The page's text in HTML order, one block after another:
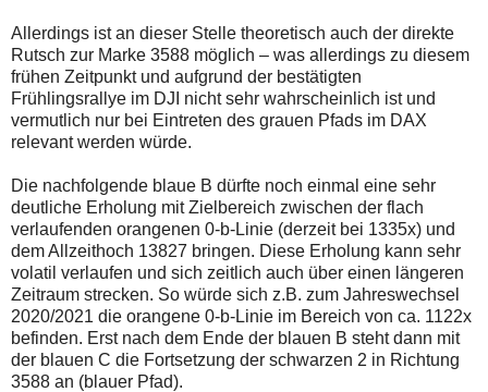
Allerdings ist an dieser Stelle theoretisch auch der direkte
Rutsch zur Marke 3588 möglich – was allerdings zu diesem
frühen Zeitpunkt und aufgrund der bestätigten
Frühlingsrallye im DJI nicht sehr wahrscheinlich ist und
vermutlich nur bei Eintreten des grauen Pfads im DAX
relevant werden würde.
Die nachfolgende blaue B dürfte noch einmal eine sehr
deutliche Erholung mit Zielbereich zwischen der flach
verlaufenden orangenen 0-b-Linie (derzeit bei 1335x) und
dem Allzeithoch 13827 bringen. Diese Erholung kann sehr
volatil verlaufen und sich zeitlich auch über einen längeren
Zeitraum strecken. So würde sich z.B. zum Jahreswechsel
2020/2021 die orangene 0-b-Linie im Bereich von ca. 1122x
befinden. Erst nach dem Ende der blauen B steht dann mit
der blauen C die Fortsetzung der schwarzen 2 in Richtung
3588 an (blauer Pfad).